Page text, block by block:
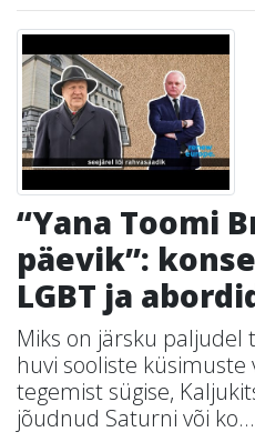
“Yana Toomi
päevik”:
LGBT ja
Miks on järsku
huvi sooliste küsimuste
tegemist sügise,
jõudnud Saturni või ko...